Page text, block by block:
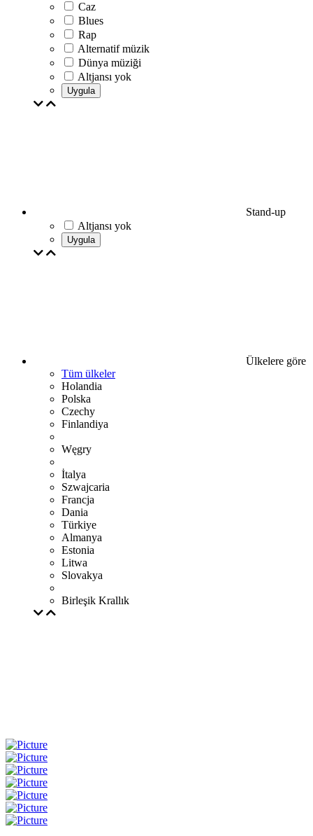
Caz
Blues
Rap
Alternatif müzik
Dünya müziği
Altjansı yok
Uygula
Stand-up
Altjansı yok
Uygula
Ülkelere göre
Tüm ülkeler
Holandia
Polska
Czechy
Finlandiya
Węgry
İtalya
Szwajcaria
Francja
Dania
Türkiye
Almanya
Estonia
Litwa
Slovakya
Birleşik Krallık